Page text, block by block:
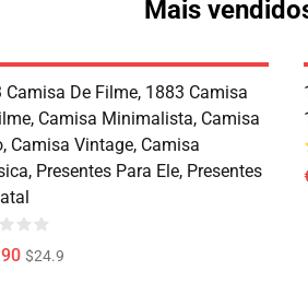
Mais
Camisa De Filme, 1883 Camisa
Camisa Minimalista, Camisa
Camisa Vintage, Camisa
Presentes Para Ele, Presentes
$24.9